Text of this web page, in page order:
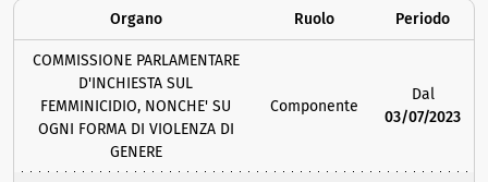
Organo Ruolo Periodo
COMMISSIONE PARLAMENTARE
D'INCHIESTA SUL
FEMMINICIDIO, NONCHE' SU
OGNI FORMA DI VIOLENZA DI
GENERE
Componente
Dal
03/07/2023